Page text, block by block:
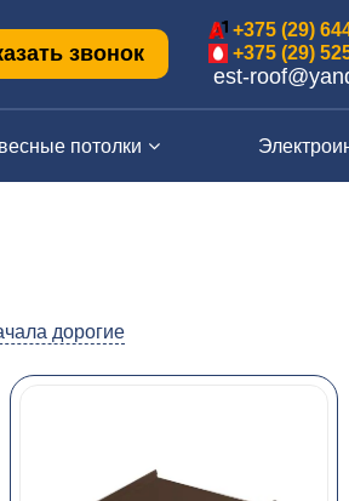
звонок
+375 (29)
+375 (29)
est-
потолки
дорогие